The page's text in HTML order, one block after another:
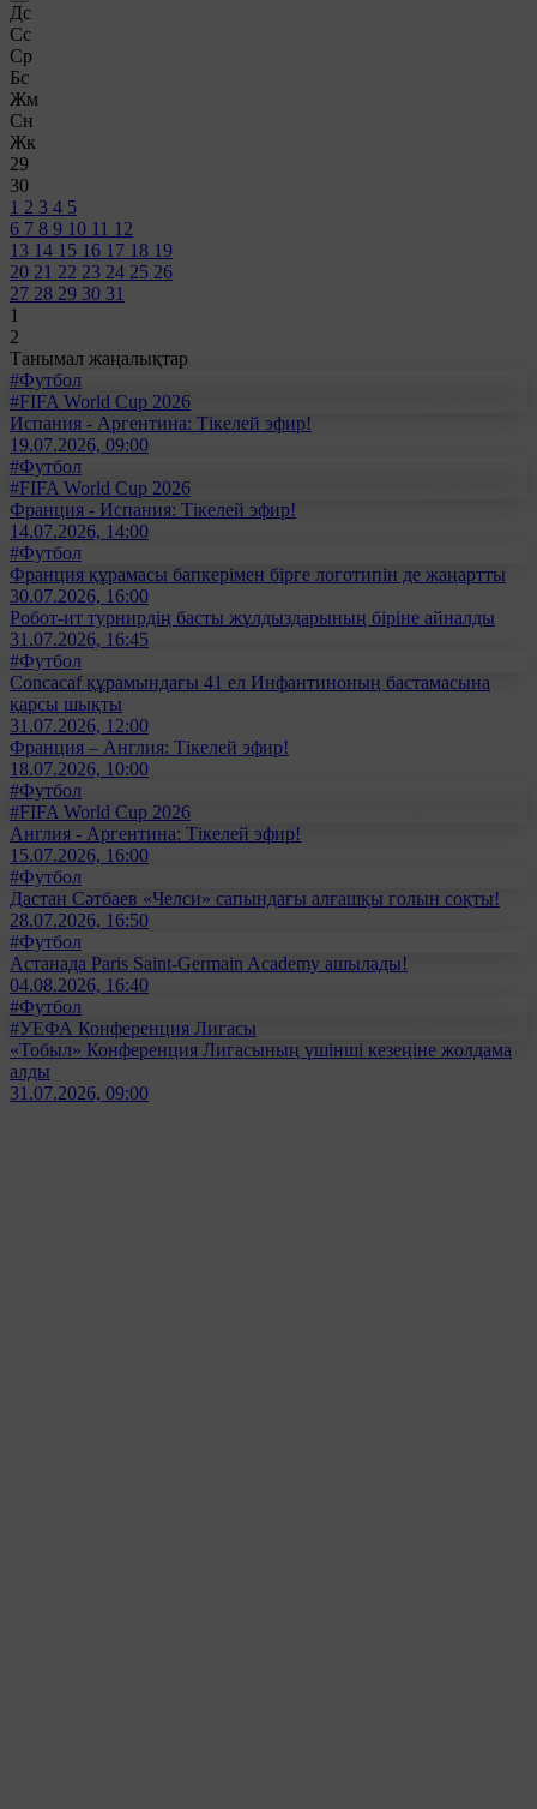
Дс
Сс
Ср
Бс
Жм
Сн
Жк
29
30
1 2 3 4 5
6 7 8 9 10 11 12
13 14 15 16 17 18 19
20 21 22 23 24 25 26
27 28 29 30 31
1
2
Танымал жаңалықтар
#Футбол
#FIFA World Cup 2026
Испания - Аргентина: Тікелей эфир!
19.07.2026, 09:00
#Футбол
#FIFA World Cup 2026
Франция - Испания: Тікелей эфир!
14.07.2026, 14:00
#Футбол
Франция құрамасы бапкерімен бірге логотипін де жаңартты
30.07.2026, 16:00
Робот-ит турнирдің басты жұлдыздарының біріне айналды
31.07.2026, 16:45
#Футбол
Concacaf құрамындағы 41 ел Инфантиноның бастамасына
қарсы шықты
31.07.2026, 12:00
Франция – Англия: Тікелей эфир!
18.07.2026, 10:00
#Футбол
#FIFA World Cup 2026
Англия - Аргентина: Тікелей эфир!
15.07.2026, 16:00
#Футбол
Дастан Сәтбаев «Челси» сапындағы алғашқы голын соқты!
28.07.2026, 16:50
#Футбол
Астанада Paris Saint-Germain Academy ашылады!
04.08.2026, 16:40
#Футбол
#УЕФА Конференция Лигасы
«Тобыл» Конференция Лигасының үшінші кезеңіне жолдама
алды
31.07.2026, 09:00